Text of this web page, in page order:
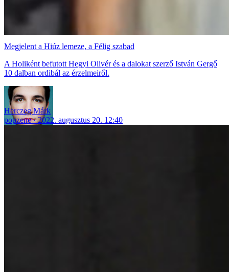
Megjelent a Hiúz lemeze, a Félig szabad
A Holiként befutott Hegyi Olivér és a dalokat szerző István Gergő
10 dalban ordibál az érzelmeiről.
Herczeg Márk
popzene
2022. augusztus 20. 12:40